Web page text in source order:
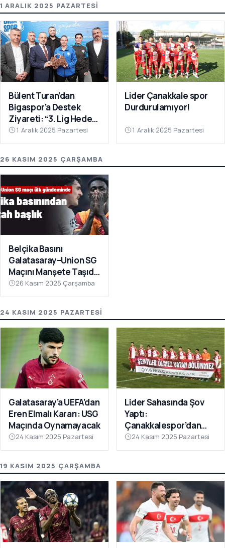
1 ARALIK 2025 PAZARTESI
Bülent Turan’dan
Bigaspor’a Destek
Ziyareti: “3. Lig Hedefi
Çok Yakın”
1 Aralık 2025 Pazartesi
Lider Çanakkale spor
Durdurulamıyor!
1 Aralık 2025 Pazartesi
26 KASIM 2025 ÇARŞAMBA
Belçika Basını
Galatasaray–Union SG
Maçını Manşete Taşıdı:
“50 Bin Türk’ü
Susturdular”
26 Kasım 2025 Çarşamba
24 KASIM 2025 PAZARTESI
Galatasaray’a UEFA’dan
Eren Elmalı Kararı: USG
Maçında Oynamayacak
24 Kasım 2025 Pazartesi
Lider Sahasında Şov
Yaptı:
Çanakkalespor’dan
Farklı Galibiyet
24 Kasım 2025 Pazartesi
19 KASIM 2025 ÇARŞAMBA